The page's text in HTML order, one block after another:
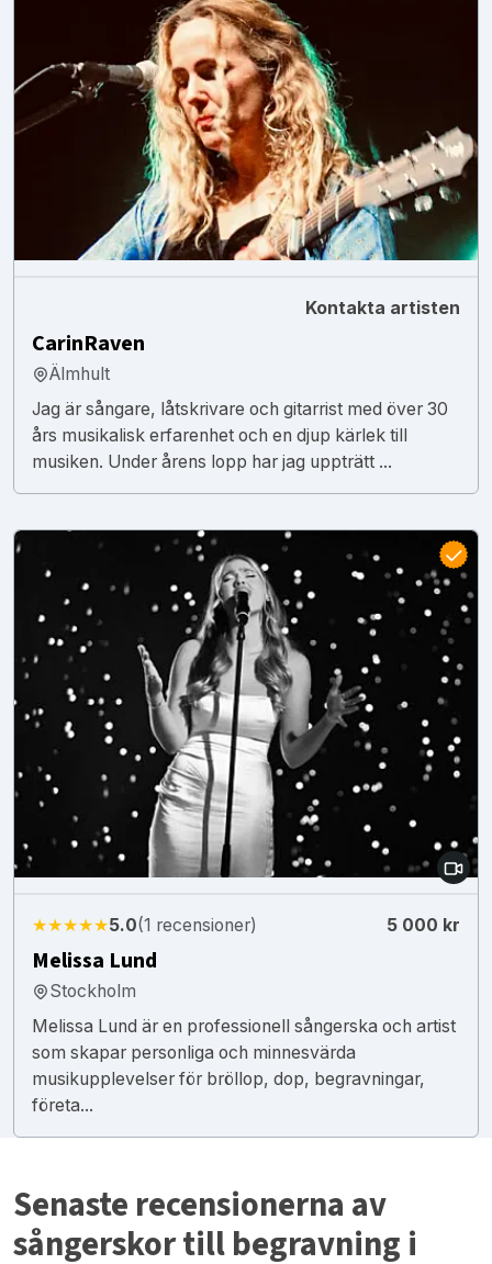
Kontakta artisten
CarinRaven
Älmhult
Jag är sångare, låtskrivare och gitarrist med över 30
års musikalisk erfarenhet och en djup kärlek till
musiken. Under årens lopp har jag uppträtt ...
★★★★★5.0(1 recensioner) 5 000 kr
Melissa Lund
Stockholm
Melissa Lund är en professionell sångerska och artist
som skapar personliga och minnesvärda
musikupplevelser för bröllop, dop, begravningar,
företa...
Senaste recensionerna av
sångerskor till begravning i